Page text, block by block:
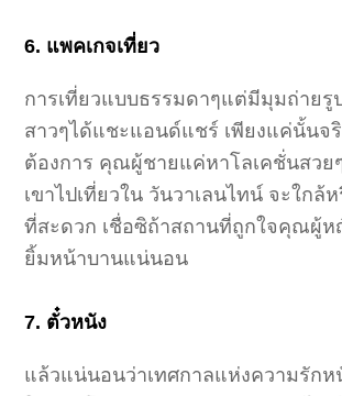
6. แพคเกจเที่ยว
การเที่ยวแบบธรรมดาๆแต่มีมุมถ่าย
สาวๆได้แชะแอนด์แชร์ เพียงแค่นั้น
ต้องการ คุณผู้ชายแค่หาโลเคชั่นสวย
เขาไปเที่ยวใน วันวาเลนไทน์ จะใกล้
ที่สะดวก เชื่อซิถ้าสถานที่ถูกใจคุณผู้ห
ยิ้มหน้าบานแน่นอน
7. ตั๋วหนัง
แล้วแน่นอนว่าเทศกาลแห่งความรักห